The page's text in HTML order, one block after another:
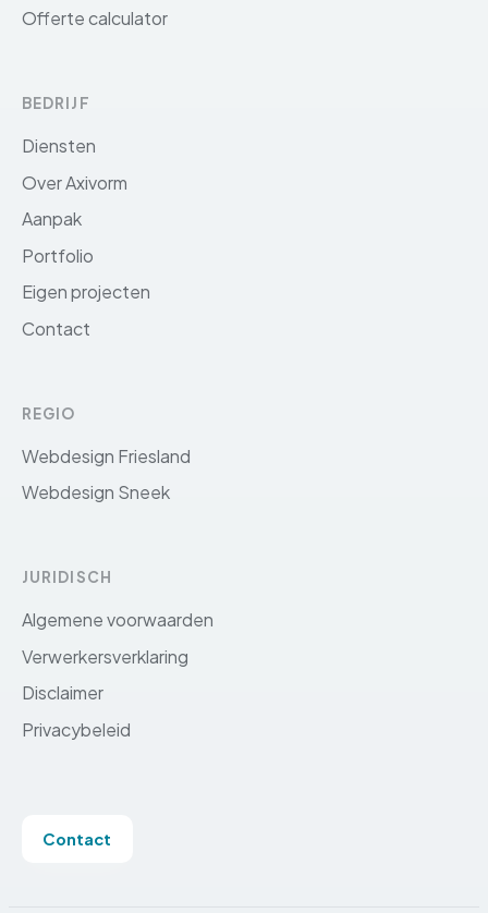
Offerte calculator
BEDRIJF
Diensten
Over Axivorm
Aanpak
Portfolio
Eigen projecten
Contact
REGIO
Webdesign Friesland
Webdesign Sneek
JURIDISCH
Algemene voorwaarden
Verwerkersverklaring
Disclaimer
Privacybeleid
Contact